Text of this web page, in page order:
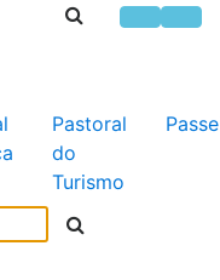
Pastoral
do
Turismo